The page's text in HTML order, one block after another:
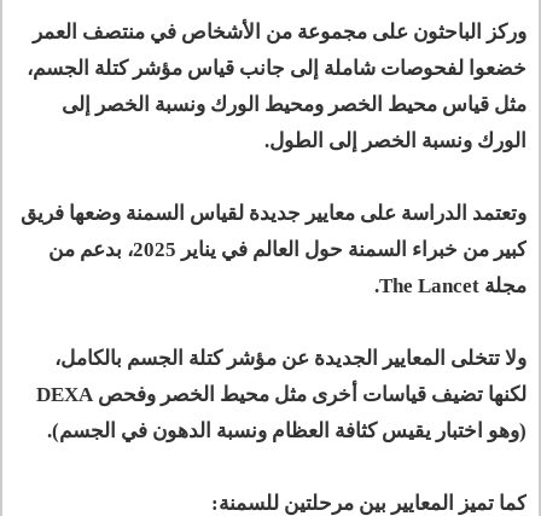
وركز الباحثون على مجموعة من الأشخاص في منتصف العمر
خضعوا لفحوصات شاملة إلى جانب قياس مؤشر كتلة الجسم،
مثل قياس محيط الخصر ومحيط الورك ونسبة الخصر إلى
الورك ونسبة الخصر إلى الطول.
وتعتمد الدراسة على معايير جديدة لقياس السمنة وضعها فريق
كبير من خبراء السمنة حول العالم في يناير 2025، بدعم من
مجلة The Lancet.
ولا تتخلى المعايير الجديدة عن مؤشر كتلة الجسم بالكامل،
لكنها تضيف قياسات أخرى مثل محيط الخصر وفحص DEXA
(وهو اختبار يقيس كثافة العظام ونسبة الدهون في الجسم).
كما تميز المعايير بين مرحلتين للسمنة: